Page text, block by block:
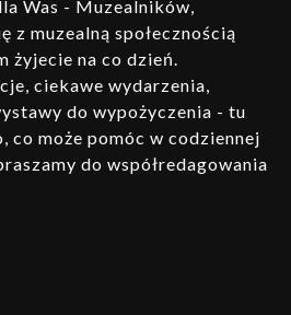
Was - Muzealników,
z muzealną społecznością
żyjecie na co dzień.
ciekawe wydarzenia,
do wypożyczenia - tu
co może pomóc w codziennej
do współredagowania